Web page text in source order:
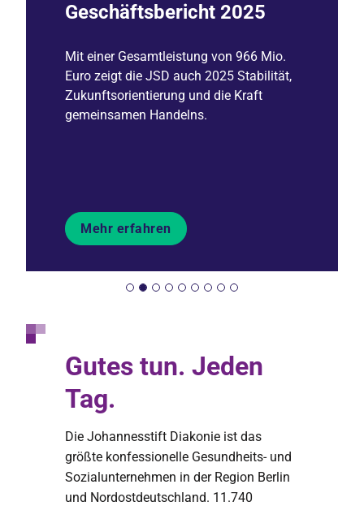
Geschäftsbericht 2025
Mit einer Gesamtleistung von 966 Mio.
Euro zeigt die JSD auch 2025 Stabilität,
Zukunftsorientierung und die Kraft
gemeinsamen Handelns.
Mehr erfahren
Gutes tun. Jeden
Tag.
Die Johannesstift Diakonie ist das
größte konfessionelle Gesundheits- und
Sozialunternehmen in der Region Berlin
und Nordostdeutschland. 11.740